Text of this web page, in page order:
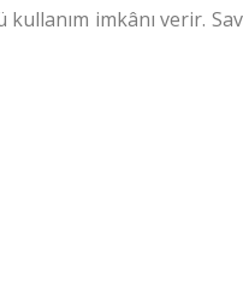
imkânı verir.